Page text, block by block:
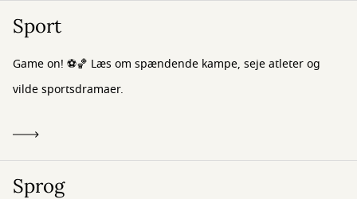
Sport
Game on! ⚽🏀 Læs om spændende kampe, seje atleter og
vilde sportsdramaer.
Sprog